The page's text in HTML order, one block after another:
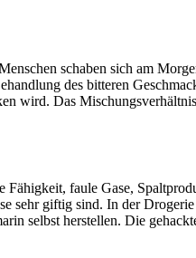
schaben sich am
des bitteren
wird. Das
faule Gase,
sehr giftig sind. In der
selbst herstellen. Die